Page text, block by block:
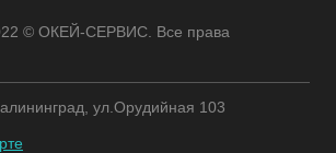
© ОКЕЙ-СЕРВИС. Все права
ул.Орудийная 103